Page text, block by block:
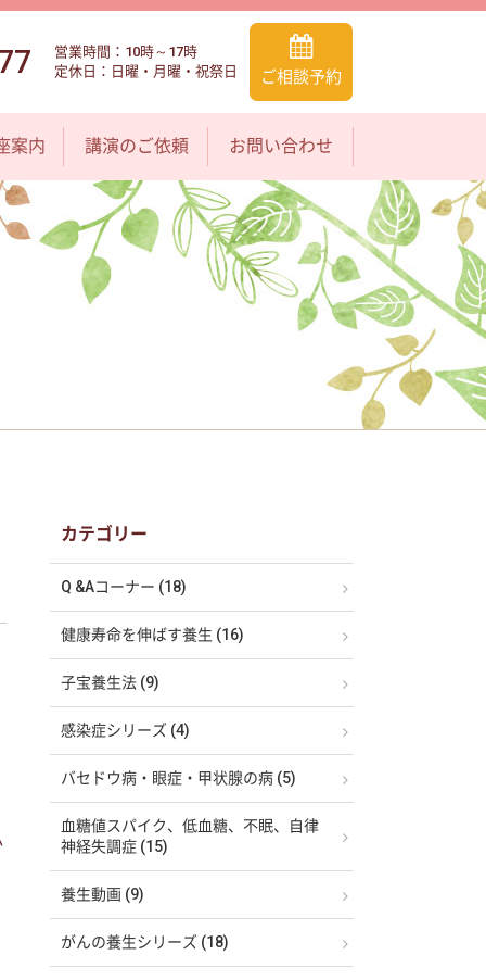
営業時間：10時～17時
定休日：日曜・月曜・祝祭日
ご相談予約
案内 講演のご依頼 お問い合わせ
カテゴリー
Q &Aコーナー (18)
健康寿命を伸ばす養生 (16)
子宝養生法 (9)
感染症シリーズ (4)
バセドウ病・眼症・甲状腺の病 (5)
血糖値スパイク、低血糖、不眠、自律
神経失調症 (15)
養生動画 (9)
がんの養生シリーズ (18)